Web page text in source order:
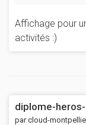
Affichage pour
activités :)
diplome-
par cloud-